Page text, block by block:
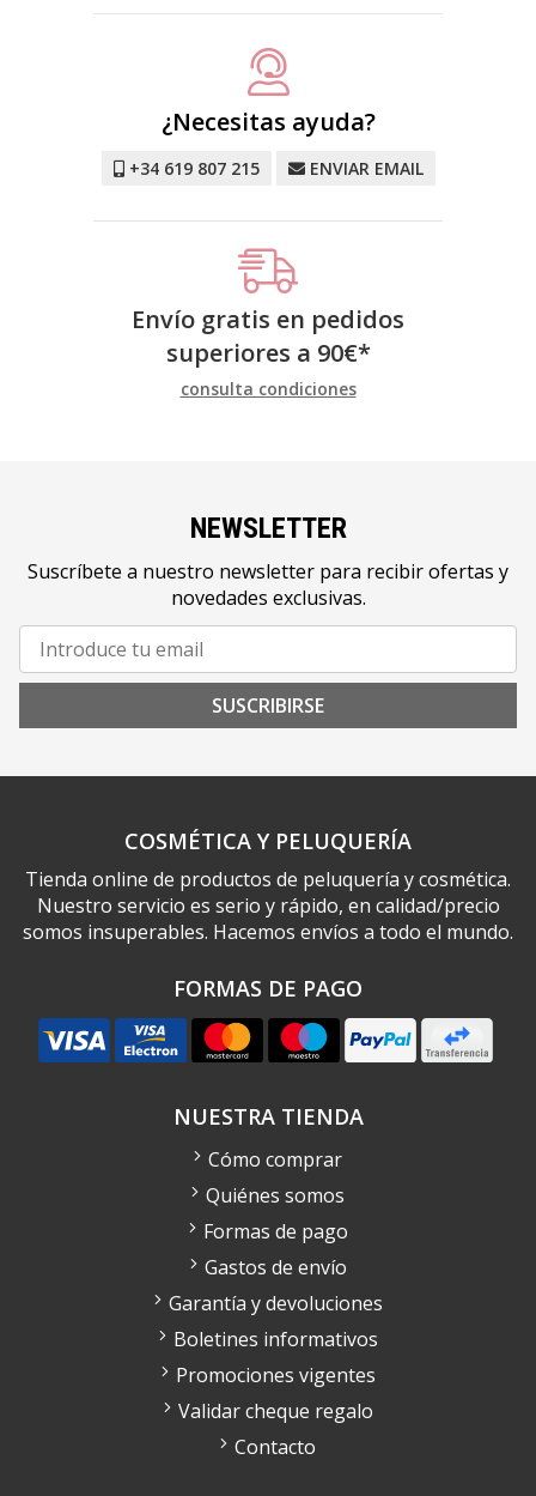
¿Necesitas ayuda?
+34 619 807 215 ENVIAR EMAIL
Envío gratis en pedidos
superiores a 90€*
consulta condiciones
NEWSLETTER
Suscríbete a nuestro newsletter para recibir ofertas y
novedades exclusivas.
SUSCRIBIRSE
COSMÉTICA Y PELUQUERÍA
Tienda online de productos de peluquería y cosmética.
Nuestro servicio es serio y rápido, en calidad/precio
somos insuperables. Hacemos envíos a todo el mundo.
FORMAS DE PAGO
NUESTRA TIENDA
Cómo comprar
Quiénes somos
Formas de pago
Gastos de envío
Garantía y devoluciones
Boletines informativos
Promociones vigentes
Validar cheque regalo
Contacto